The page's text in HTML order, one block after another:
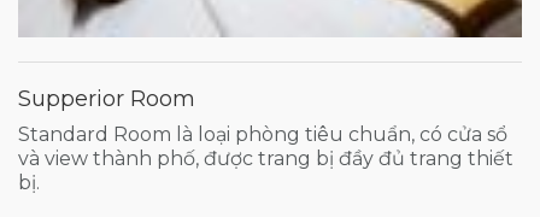
Supperior Room
Standard Room là loại phòng tiêu chuẩn, có cửa sổ
và view thành phố, được trang bị đầy đủ trang thiết
bị.